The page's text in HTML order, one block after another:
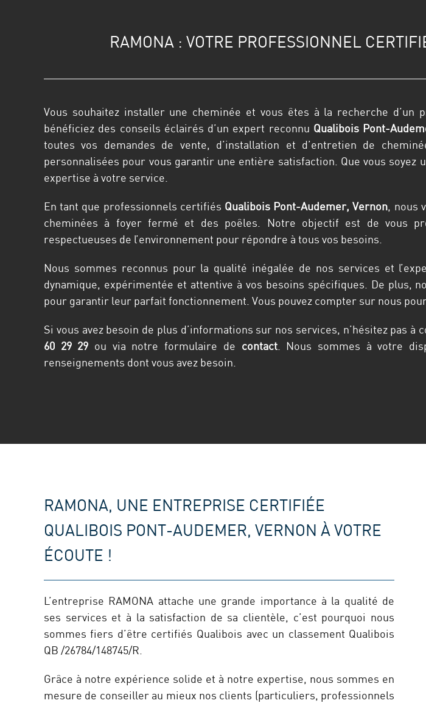
RAMONA : VOTRE PROFESSIONNEL
Vous souhaitez installer une cheminée et vous êtes à la recherche
bénéficiez des conseils éclairés d’un expert reconnu QualiboisPont-
toutes vos demandes de vente, d’installation et d’entretien de
personnalisées pour vous garantir une entière satisfaction. Que vous
expertise à votre service.
En tant que professionnels certifiés Qualibois Pont-Audemer, Vernon, nous
cheminées à foyer fermé et des poêles. Notre objectif est de vous
respectueuses de l’environnement pour répondre à tous vos besoins.
Nous sommes reconnus pour la qualité inégalée de nos services et
dynamique, expérimentée et attentive à vos besoins spécifiques. De plus,
pour garantir leur parfait fonctionnement. Vous pouvez compter sur nous
Si vous avez besoin de plus d’informations sur nos services, n’hésitez pas
60 29 29 ou via notre formulaire de contact. Nous sommes à votre
renseignements dont vous avez besoin.
RAMONA, UNE ENTREPRISE CERTIFIÉE
QUALIBOIS PONT-AUDEMER, VERNON À VOTRE
ÉCOUTE !
L’entreprise RAMONA attache une grande importance à la qualité de
ses services et à la satisfaction de sa clientèle, c’est pourquoi nous
sommes fiers d’être certifiés Qualibois avec un classement Qualibois
QB /26784/148745/R.
Grâce à notre expérience solide et à notre expertise, nous sommes en
mesure de conseiller au mieux nos clients (particuliers, professionnels